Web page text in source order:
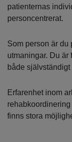
patienternas
personcentrerat.
Som person är du
utmaningar. Du är
både självständigt
Erfarenhet inom
finns stora